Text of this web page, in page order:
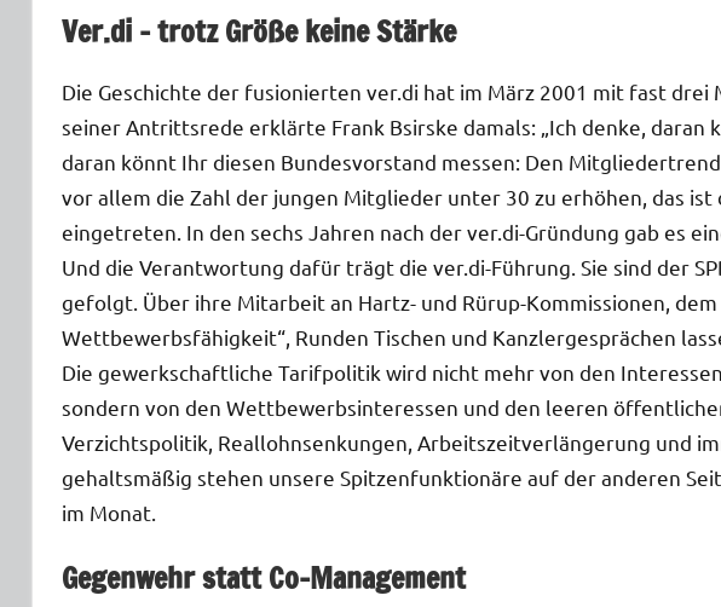
Ver.di – trotz Größe keine Stärke
Die Geschichte der fusionierten ver.di hat im März 2001 mit fast
seiner Antrittsrede erklärte Frank Bsirske damals: „Ich denke, daran
daran könnt Ihr diesen Bundesvorstand messen: Den
vor allem die Zahl der jungen Mitglieder unter 30 zu erhöhen, das ist
eingetreten. In den sechs Jahren nach der ver.di-Gründung gab es
Und die Verantwortung dafür trägt die ver.di-Führung. Sie sind der
gefolgt. Über ihre Mitarbeit an Hartz- und Rürup-Kommissionen,
Wettbewerbsfähigkeit“, Runden Tischen und Kanzlergesprächen
Die gewerkschaftliche Tarifpolitik wird nicht mehr von den
sondern von den Wettbewerbsinteressen und den leeren
Verzichtspolitik, Reallohnsenkungen, Arbeitszeitverlängerung und
gehaltsmäßig stehen unsere Spitzenfunktionäre auf der anderen
im Monat.
Gegenwehr statt Co-Management